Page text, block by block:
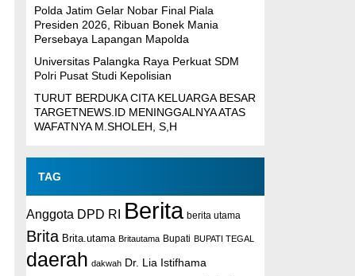
Polda Jatim Gelar Nobar Final Piala
Presiden 2026, Ribuan Bonek Mania
Persebaya Lapangan Mapolda
Universitas Palangka Raya Perkuat SDM
Polri Pusat Studi Kepolisian
TURUT BERDUKA CITA KELUARGA BESAR
TARGETNEWS.ID MENINGGALNYA ATAS
WAFATNYA M.SHOLEH, S,H
TAG
Anggota DPD RI Berita berita utama
Brita Brita.utama Britautama Bupati BUPATI TEGAL
daerah dakwah Dr. Lia Istifhama